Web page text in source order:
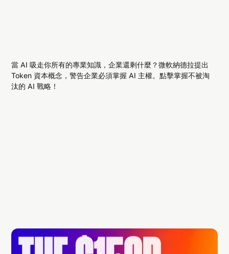
當 AI 吸走你所有的專業知識，企業還剩什麼？微軟納德拉提出
Token 資本概念，警告企業必須掌握 AI 主權。點擊掌握不被淘
汰的 AI 戰略！